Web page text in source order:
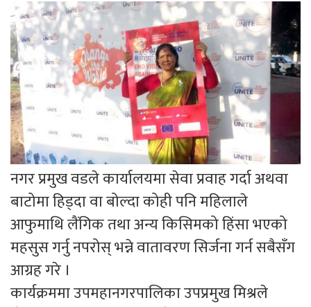
नगर प्रमुख वडले कार्यालयमा सेवा प्रवाह गर्दा अथवा
बाटोमा हिड्दा वा बोल्दा कोही पनि महिलाले
आफुमाथि लैंगिक तथा अन्य किसिमको हिंसा भएको
महसुस गर्नु नपरोस् भन्ने वातावरण सिर्जना गर्न सबैसँग
आग्रह गरे ।
कार्यक्रममा उपमहानगरपालिका उपप्रमुख मिश्रले